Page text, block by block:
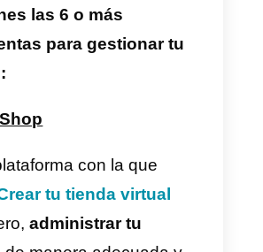
son las 6 o más
para
que te
a gestionar tu
bien lo hemos dicho